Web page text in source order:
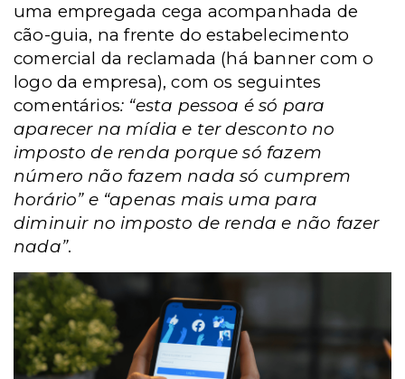
uma empregada cega acompanhada de
cão-guia, na frente do estabelecimento
comercial da reclamada (há banner com o
logo da empresa), com os seguintes
comentários: “esta pessoa é só para
aparecer na mídia e ter desconto no
imposto de renda porque só fazem
número não fazem nada só cumprem
horário” e “apenas mais uma para
diminuir no imposto de renda e não fazer
nada”.